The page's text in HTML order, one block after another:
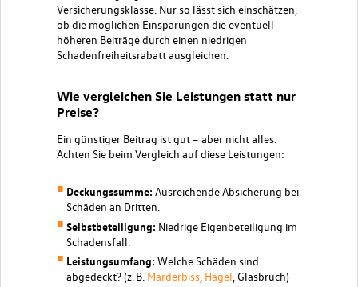
Versicherungsklasse. Nur so lässt sich einschätzen,
ob die möglichen Einsparungen die eventuell
höheren Beiträge durch einen niedrigen
Schadenfreiheitsrabatt ausgleichen.
Wie vergleichen Sie Leistungen statt nur
Preise?
Ein günstiger Beitrag ist gut – aber nicht alles.
Achten Sie beim Vergleich auf diese Leistungen:
Deckungssumme: Ausreichende Absicherung bei
Schäden an Dritten.
Selbstbeteiligung: Niedrige Eigenbeteiligung im
Schadensfall.
Leistungsumfang: Welche Schäden sind
abgedeckt? (z. B. Marderbiss, Hagel, Glasbruch)